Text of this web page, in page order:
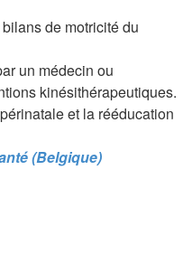
de motricité du
un médecin ou
kinésithérapeutiques.
et la rééducation
(Belgique)